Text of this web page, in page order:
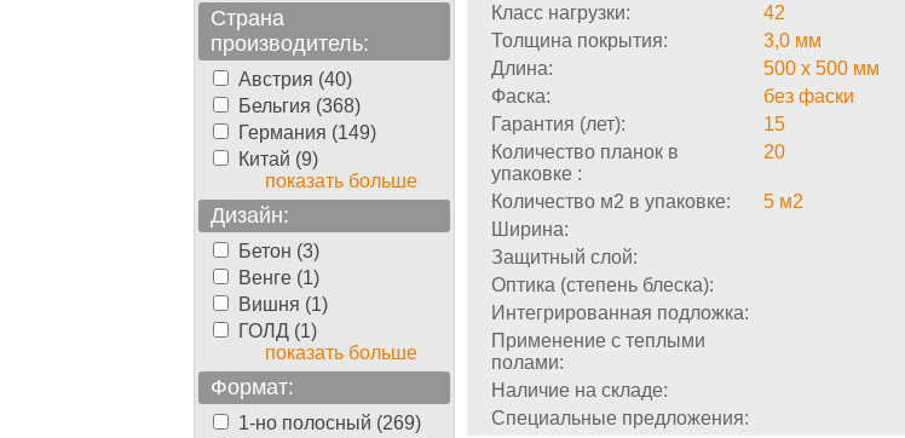
Страна
производитель:
Австрия (40)
Бельгия (368)
Германия (149)
Китай (9)
показать больше
Дизайн:
Бетон (3)
Венге (1)
Вишня (1)
ГОЛД (1)
показать больше
Формат:
1-но полосный (269)
Класс нагрузки:
42
Толщина покрытия:
3,0 мм
Длина:
500 х 500 мм
Фаска:
без фаски
Гарантия (лет):
15
Количество планок в
упаковке :
20
Количество м2 в упаковке:
5 м2
Ширина:
Защитный слой:
Оптика (степень блеска):
Интегрированная подложка:
Применение с теплыми
полами:
Наличие на складе:
Специальные предложения: